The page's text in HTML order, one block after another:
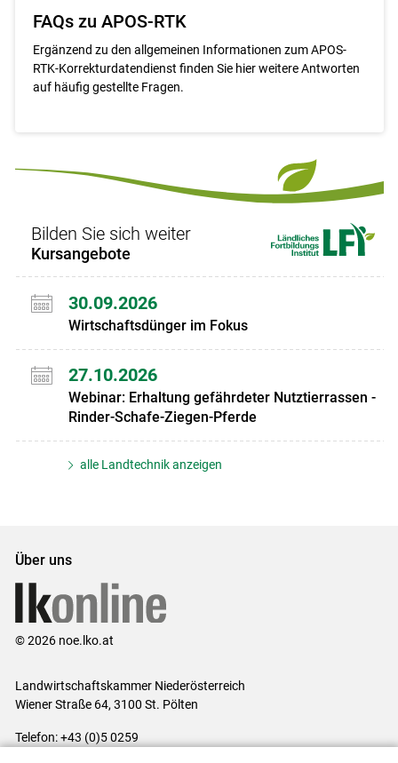
FAQs zu APOS-RTK
Ergänzend zu den allgemeinen Informationen zum APOS-
RTK-Korrekturdatendienst finden Sie hier weitere Antworten
auf häufig gestellte Fragen.
Bilden Sie sich weiter
Kursangebote
30.09.2026
Wirtschaftsdünger im Fokus
27.10.2026
Webinar: Erhaltung gefährdeter Nutztierrassen -
Rinder-Schafe-Ziegen-Pferde
alle Landtechnik anzeigen
Über uns
© 2026 noe.lko.at
Landwirtschaftskammer Niederösterreich
Wiener Straße 64, 3100 St. Pölten
Telefon: +43 (0)5 0259